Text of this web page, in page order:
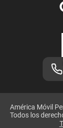
Adquirientes
Mensaje de
Términos y
Libro de
Legales de
América Móvil
Todos los